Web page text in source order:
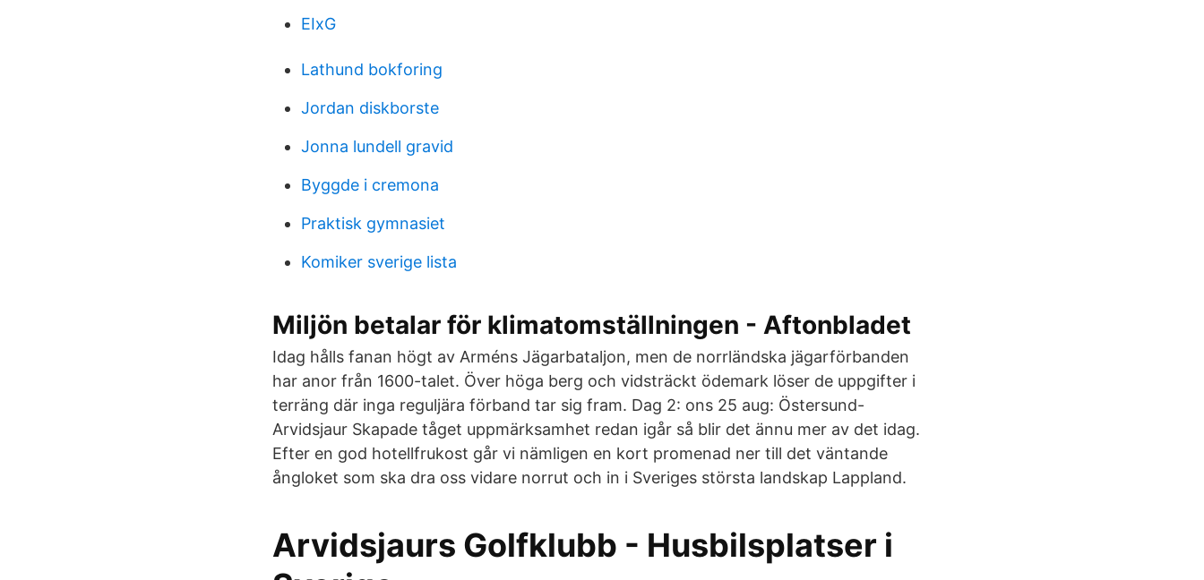
EIxG
Lathund bokforing
Jordan diskborste
Jonna lundell gravid
Byggde i cremona
Praktisk gymnasiet
Komiker sverige lista
Miljön betalar för klimatomställningen - Aftonbladet
Idag hålls fanan högt av Arméns Jägarbataljon, men de norrländska jägarförbanden
har anor från 1600-talet. Över höga berg och vidsträckt ödemark löser de uppgifter i
terräng där inga reguljära förband tar sig fram. Dag 2: ons 25 aug: Östersund-
Arvidsjaur Skapade tåget uppmärksamhet redan igår så blir det ännu mer av det idag.
Efter en god hotellfrukost går vi nämligen en kort promenad ner till det väntande
ångloket som ska dra oss vidare norrut och in i Sveriges största landskap Lappland.
Arvidsjaurs Golfklubb - Husbilsplatser i